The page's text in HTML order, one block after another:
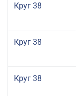
Круг 38
Круг 38
Круг 38